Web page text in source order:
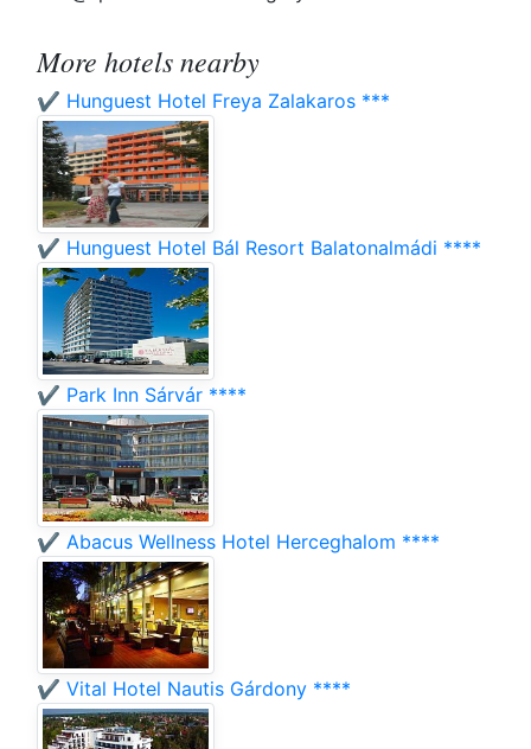
More hotels nearby
✔️ Hunguest Hotel Freya Zalakaros ***
✔️ Hunguest Hotel Bál Resort Balatonalmádi ****
✔️ Park Inn Sárvár ****
✔️ Abacus Wellness Hotel Herceghalom ****
✔️ Vital Hotel Nautis Gárdony ****